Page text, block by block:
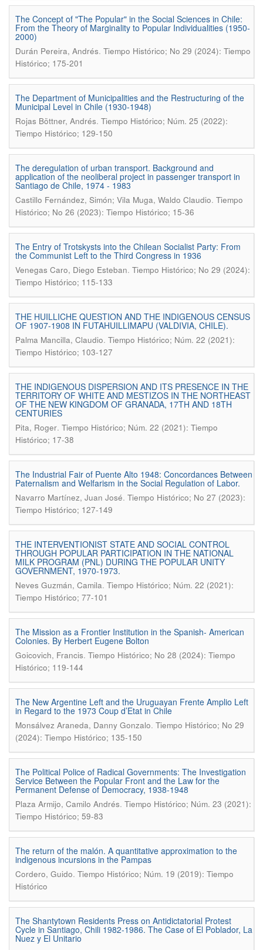
The Concept of "The Popular" in the Social Sciences in Chile:
From the Theory of Marginality to Popular Individualities (1950-
2000)
Durán Pereira, Andrés. Tiempo Histórico; No 29 (2024): Tiempo
Histórico; 175-201
The Department of Municipalities and the Restructuring of the
Municipal Level in Chile (1930-1948)
Rojas Böttner, Andrés. Tiempo Histórico; Núm. 25 (2022):
Tiempo Histórico; 129-150
The deregulation of urban transport. Background and
application of the neoliberal project in passenger transport in
Santiago de Chile, 1974 - 1983
Castillo Fernández, Simón; Vila Muga, Waldo Claudio. Tiempo
Histórico; No 26 (2023): Tiempo Histórico; 15-36
The Entry of Trotskysts into the Chilean Socialist Party: From
the Communist Left to the Third Congress in 1936
Venegas Caro, Diego Esteban. Tiempo Histórico; No 29 (2024):
Tiempo Histórico; 115-133
THE HUILLICHE QUESTION AND THE INDIGENOUS CENSUS
OF 1907-1908 IN FUTAHUILLIMAPU (VALDIVIA, CHILE).
Palma Mancilla, Claudio. Tiempo Histórico; Núm. 22 (2021):
Tiempo Histórico; 103-127
THE INDIGENOUS DISPERSION AND ITS PRESENCE IN THE
TERRITORY OF WHITE AND MESTIZOS IN THE NORTHEAST
OF THE NEW KINGDOM OF GRANADA, 17TH AND 18TH
CENTURIES
Pita, Roger. Tiempo Histórico; Núm. 22 (2021): Tiempo
Histórico; 17-38
The Industrial Fair of Puente Alto 1948: Concordances Between
Paternalism and Welfarism in the Social Regulation of Labor.
Navarro Martínez, Juan José. Tiempo Histórico; No 27 (2023):
Tiempo Histórico; 127-149
THE INTERVENTIONIST STATE AND SOCIAL CONTROL
THROUGH POPULAR PARTICIPATION IN THE NATIONAL
MILK PROGRAM (PNL) DURING THE POPULAR UNITY
GOVERNMENT, 1970-1973.
Neves Guzmán, Camila. Tiempo Histórico; Núm. 22 (2021):
Tiempo Histórico; 77-101
The Mission as a Frontier Institution in the Spanish- American
Colonies. By Herbert Eugene Bolton
Goicovich, Francis. Tiempo Histórico; No 28 (2024): Tiempo
Histórico; 119-144
The New Argentine Left and the Uruguayan Frente Amplio Left
in Regard to the 1973 Coup d’Etat in Chile
Monsálvez Araneda, Danny Gonzalo. Tiempo Histórico; No 29
(2024): Tiempo Histórico; 135-150
The Political Police of Radical Governments: The Investigation
Service Between the Popular Front and the Law for the
Permanent Defense of Democracy, 1938-1948
Plaza Armijo, Camilo Andrés. Tiempo Histórico; Núm. 23 (2021):
Tiempo Histórico; 59-83
The return of the malón. A quantitative approximation to the
indigenous incursions in the Pampas
Cordero, Guido. Tiempo Histórico; Núm. 19 (2019): Tiempo
Histórico
The Shantytown Residents Press on Antidictatorial Protest
Cycle in Santiago, Chili 1982-1986. The Case of El Poblador, La
Nuez y El Unitario